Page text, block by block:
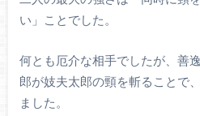
い」ことでした。
何とも厄介な相手でしたが、善
郎が妓夫太郎の頸を斬ることで
ました。